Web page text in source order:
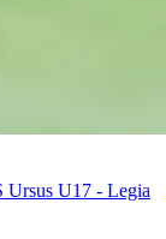
Ursus U17 - Legia